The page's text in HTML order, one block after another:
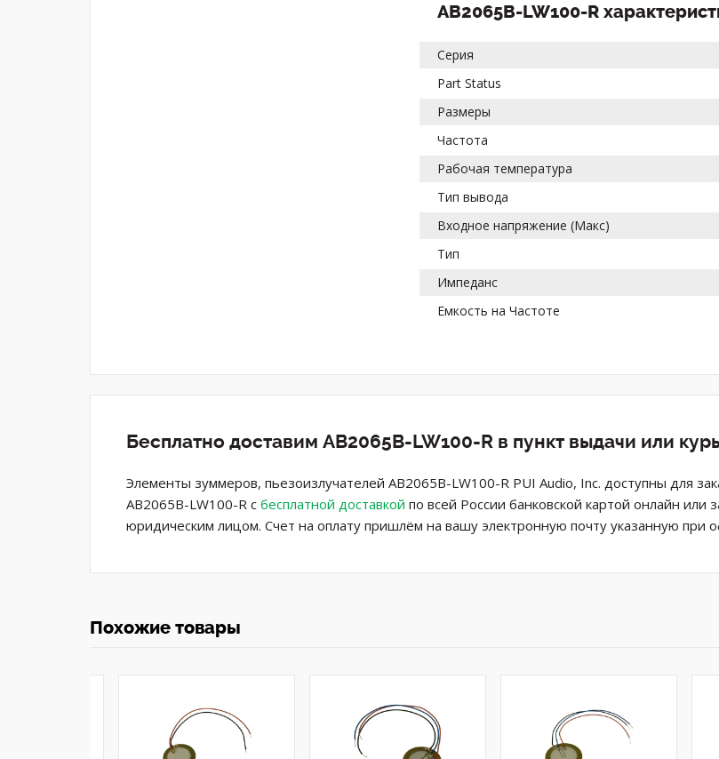
AB2065B-LW100-R
Серия
Part Status
Размеры
Частота
Рабочая температура
Тип вывода
Входное напряжение (Макс)
Тип
Импеданс
Емкость на Частоте
Бесплатно доставим AB2065B-LW100-R в пункт выдачи или
Элементы зуммеров, пьезоизлучателей AB2065B-LW100-R PUI Audio, Inc. доступны для
AB2065B-LW100-R с бесплатной доставкой по всей России банковской картой онлайн или
юридическим лицом. Счет на оплату пришлём на вашу электронную почту указанную при
Похожие товары